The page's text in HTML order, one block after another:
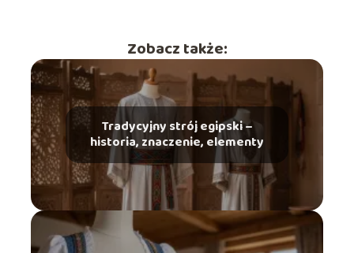
Zobacz także:
Tradycyjny strój egipski –
historia, znaczenie, elementy